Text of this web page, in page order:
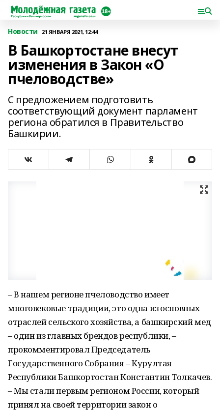
Новости 21 ЯНВАРЯ 2021, 12:44
В Башкортостане внесут
изменения в Зaкон «О
пчеловодстве»
С предложением подготовить
соответствующий документ парламент
региона обратился в Правительство
Башкирии.
– В нашем регионе пчеловодство имеет
многовековые традиции, это одна из основных
отраслей сельского хозяйства, а башкирский мед
– один из главных брендов республики, –
прокомментировал Председатель
Государственного Собрания – Курултая
Республики Башкортостан Константин Толкачев.
– Мы стали первым регионом России, который
принял на своей территории закон о